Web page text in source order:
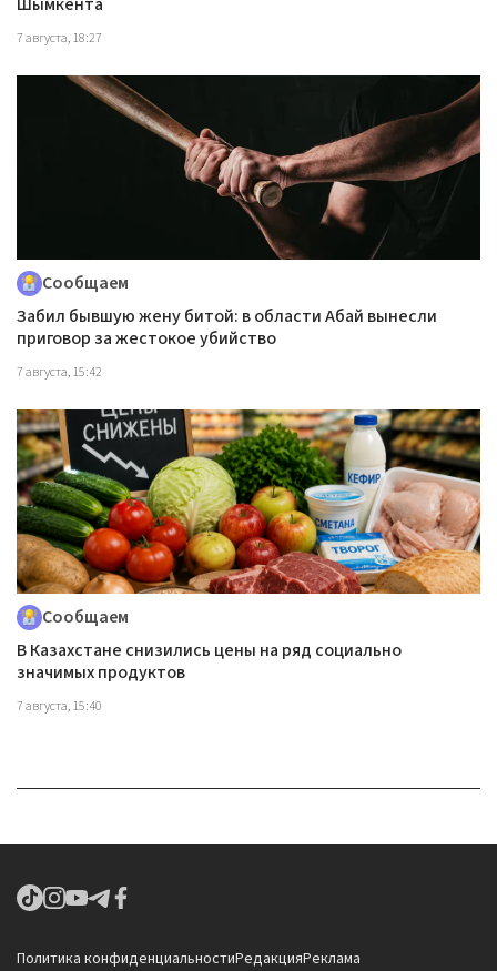
7 августа, 18:27
Сообщаем
Забил бывшую жену битой: в области Абай вынесли
приговор за жестокое убийство
7 августа, 15:42
Сообщаем
В Казахстане снизились цены на ряд социально
значимых продуктов
7 августа, 15:40
Политика конфиденциальностиРедакцияРеклама